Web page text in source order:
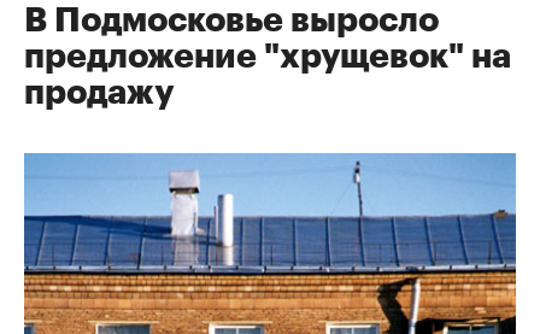
В Подмосковье выросло
предложение "хрущевок" на
продажу